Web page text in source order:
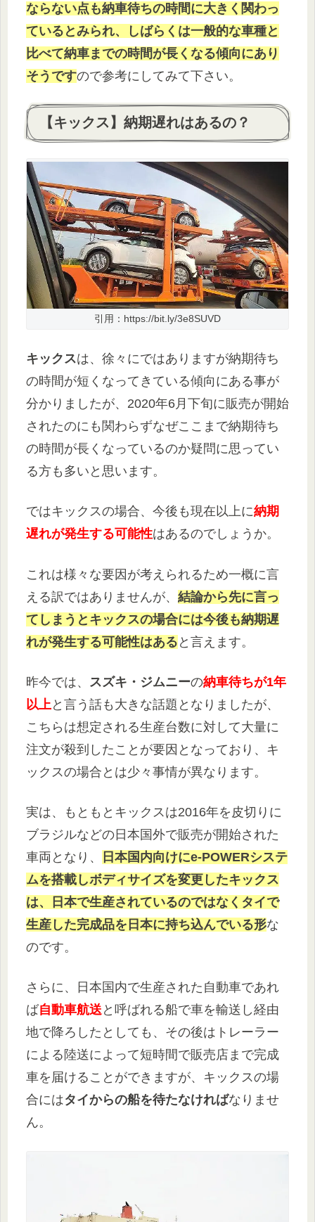
ならない点も納車待ちの時間に大きく関わっ
ているとみられ、しばらくは一般的な車種と
比べて納車までの時間が長くなる傾向にあり
そうですので参考にしてみて下さい。
【キックス】納期遅れはあるの？
引用：https://bit.ly/3e8SUVD
キックスは、徐々にではありますが納期待ち
の時間が短くなってきている傾向にある事が
分かりましたが、2020年6月下旬に販売が開始
されたのにも関わらずなぜここまで納期待ち
の時間が長くなっているのか疑問に思ってい
る方も多いと思います。
ではキックスの場合、今後も現在以上に納期
遅れが発生する可能性はあるのでしょうか。
これは様々な要因が考えられるため一概に言
える訳ではありませんが、 結論から先に言っ
てしまうとキックスの場合には今後も納期遅
れが発生する可能性はある と言えます。
昨今では、 スズキ・ジムニーの納車待ちが1年
以上と言う話も大きな話題となりましたが、
こちらは想定される生産台数に対して大量に
注文が殺到したことが要因となっており、キ
ックスの場合とは少々事情が異なります。
実は、もともとキックスは2016年を皮切りに
ブラジルなどの日本国外で販売が開始された
車両となり、
日本国内向けにe-POWERシステ
ムを搭載しボディサイズを変更したキックス
は、日本で生産されているのではなくタイで
生産した完成品を日本に持ち込んでいる形な
のです。
さらに、日本国内で生産された自動車であれ
ば自動車航送と呼ばれる船で車を輸送し経由
地で降ろしたとしても、その後はトレーラー
による陸送によって短時間で販売店まで完成
車を届けることができますが、キックスの場
合にはタイからの船を待たなければなりませ
ん。